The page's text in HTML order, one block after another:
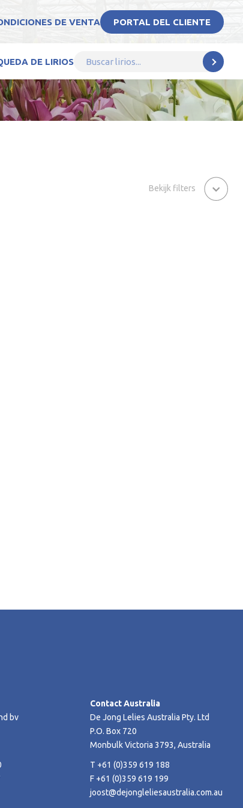
DE VENTA PORTAL DEL CLIENTE
DE LIRIOS
Bekijk filters
bv
Contact Australia
De Jong Lelies Australia Pty. Ltd
P.O. Box 720
Monbulk Victoria 3793, Australia
T +61 (0)359 619 188
F +61 (0)359 619 199
joost@dejongleliesaustralia.com.au